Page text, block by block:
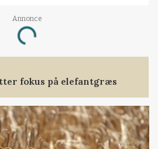
Annonce
Loading...
fokus på elefantgræs